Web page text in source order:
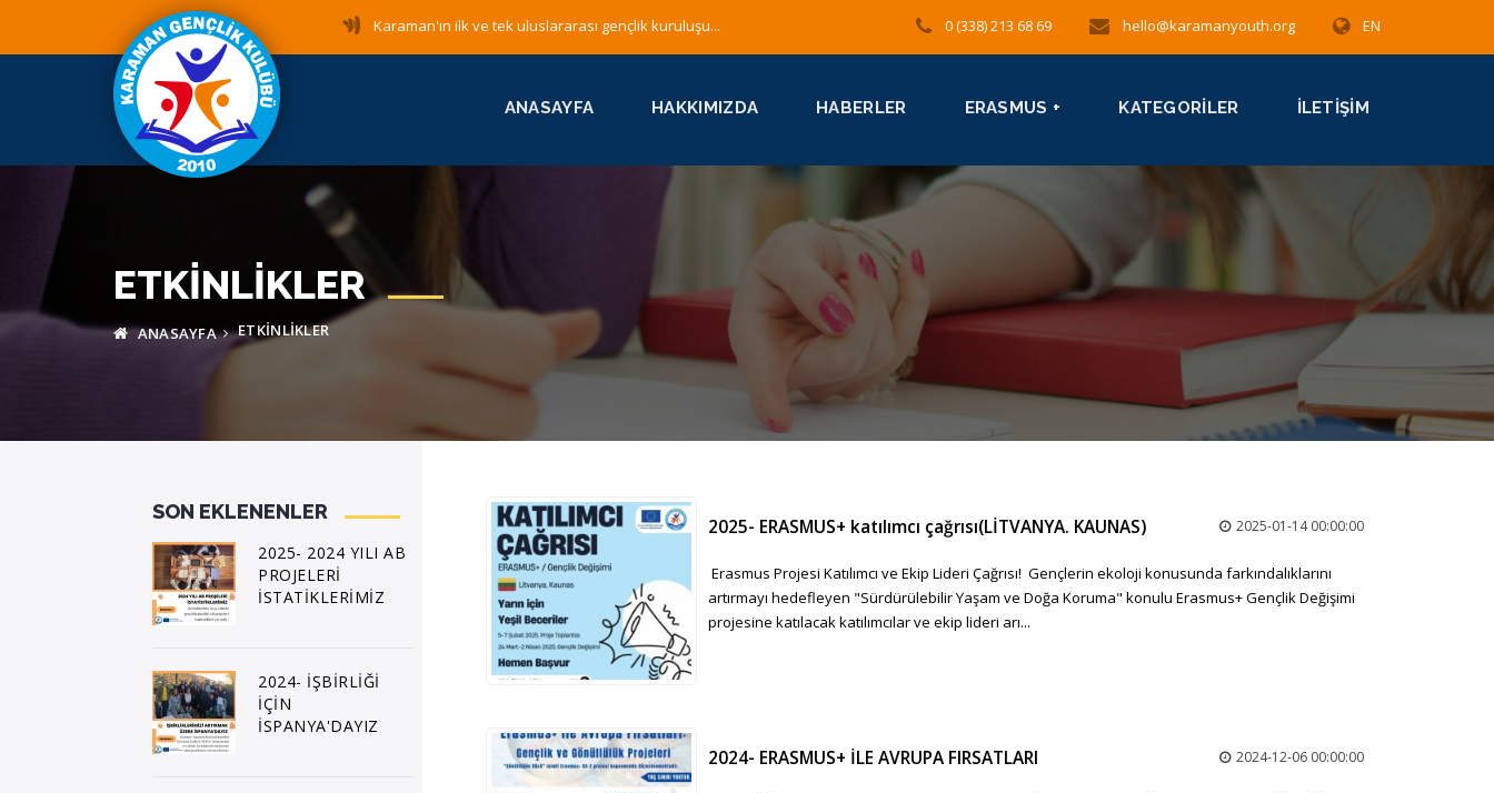
ANASAYFA HAKKIMIZDA HABERLER ERASMUS + KATEGORILER İLETIŞIM
Karaman'ın ilk ve tek uluslararası gençlik kuruluşu... 0 (338) 213 68 69 hello@karamanyouth.org EN
ETKINLIKLER
ANASAYFA ETKINLIKLER
2025-01-14 00:00:00
2025- ERASMUS+ katılımcı çağrısı(LİTVANYA. KAUNAS)
Erasmus Projesi Katılımcı ve Ekip Lideri Çağrısı! Gençlerin ekoloji konusunda farkındalıklarını
artırmayı hedefleyen "Sürdürülebilir Yaşam ve Doğa Koruma" konulu Erasmus+ Gençlik Değişimi
projesine katılacak katılımcılar ve ekip lideri arı...
2024-12-06 00:00:00
2024- ERASMUS+ İLE AVRUPA FIRSATLARI
SON EKLENENLER
2025- 2024 YILI AB
PROJELERİ
İSTATİKLERİMİZ
2024- İŞBİRLİĞİ
İÇİN
İSPANYA'DAYIZ